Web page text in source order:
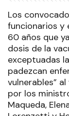
Los
funcionarios y
60 años que
dosis de la
exceptuadas
padezcan
vulnerables”
por los
Maqueda,